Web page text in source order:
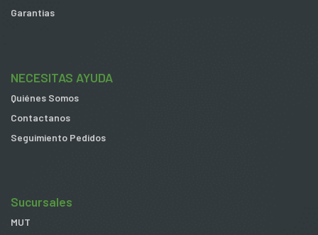
Garantias
NECESITAS AYUDA
Quiénes Somos
Contactanos
Seguimiento Pedidos
Sucursales
MUT